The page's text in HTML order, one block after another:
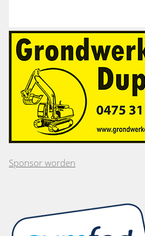
Sponsor worden